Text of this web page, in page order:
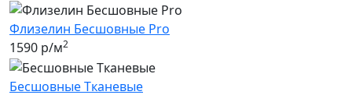
Флизелин Бесшовные Pro
1590 р/м2
Бесшовные Tканевые